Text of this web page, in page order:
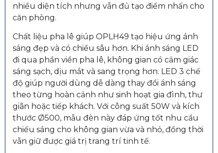
nhiều diện tích nhưng vẫn đủ tạo điểm nhấn cho
căn phòng.
Chất liệu pha lê giúp OPLH49 tạo hiệu ứng ánh
sáng đẹp và có chiều sâu hơn. Khi ánh sáng LED
đi qua phần viền pha lê, không gian có cảm giác
sáng sạch, dịu mắt và sang trọng hơn. LED 3 chế
độ giúp người dùng dễ dàng thay đổi ánh sáng
theo từng hoàn cảnh như sinh hoạt gia đình, thư
giãn hoặc tiếp khách. Với công suất 50W và kích
thước Ø500, mẫu đèn này đáp ứng tốt nhu cầu
chiếu sáng cho không gian vừa và nhỏ, đồng thời
vẫn giữ được giá trị trang trí tinh tế.